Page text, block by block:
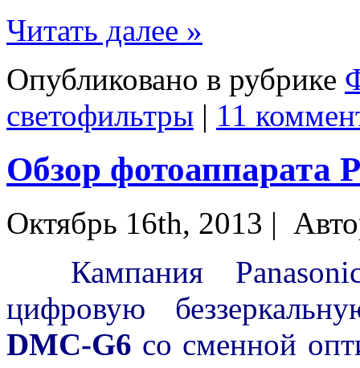
Читать далее »
Опубликовано в рубрике
светофильтры | 11
Обзор фотоаппарата
Октябрь 16th, 2013 |
Кампания
цифровую
DMC-G6 со сменной